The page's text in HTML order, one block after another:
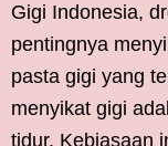
Gigi Indonesia,
pentingnya
pasta gigi yang
menyikat gigi
tidur. Kebiasaan